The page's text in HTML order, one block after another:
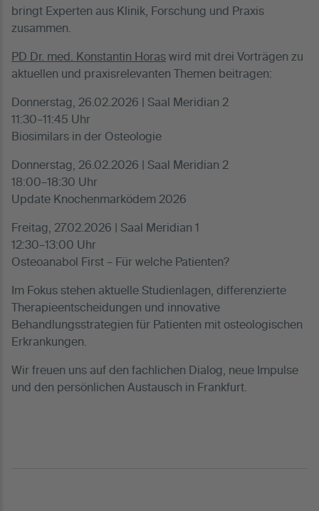
bringt Experten aus Klinik, Forschung und Praxis
zusammen.
PD Dr. med. Konstantin Horas wird mit drei Vorträgen zu
aktuellen und praxisrelevanten Themen beitragen:
Donnerstag, 26.02.2026 | Saal Meridian 2
11:30–11:45 Uhr
Biosimilars in der Osteologie
Donnerstag, 26.02.2026 | Saal Meridian 2
18:00–18:30 Uhr
Update Knochenmarködem 2026
Freitag, 27.02.2026 | Saal Meridian 1
12:30–13:00 Uhr
Osteoanabol First – Für welche Patienten?
Im Fokus stehen aktuelle Studienlagen, differenzierte
Therapieentscheidungen und innovative
Behandlungsstrategien für Patienten mit osteologischen
Erkrankungen.
Wir freuen uns auf den fachlichen Dialog, neue Impulse
und den persönlichen Austausch in Frankfurt.